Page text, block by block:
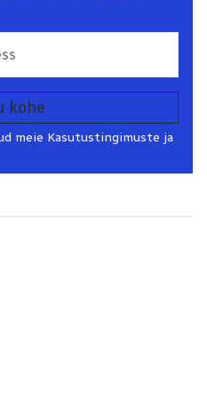
kohe
meie Kasutustingimuste ja